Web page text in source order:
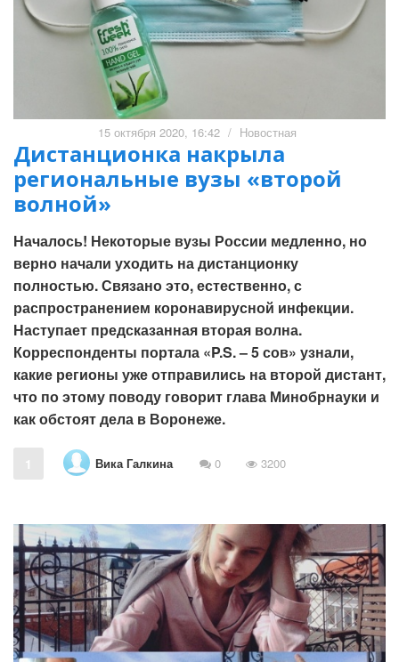
15 октября 2020, 16:42 / Новостная
Дистанционка накрыла
региональные вузы «второй
волной»
Началось! Некоторые вузы России медленно, но
верно начали уходить на дистанционку
полностью. Связано это, естественно, с
распространением коронавирусной инфекции.
Наступает предсказанная вторая волна.
Корреспонденты портала «P.S. – 5 сов» узнали,
какие регионы уже отправились на второй дистант,
что по этому поводу говорит глава Минобрнауки и
как обстоят дела в Воронеже.
1 Вика Галкина 0 3200